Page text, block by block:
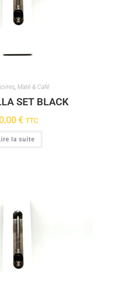
, Maté & Café
SET BLACK
€ TTC
la suite